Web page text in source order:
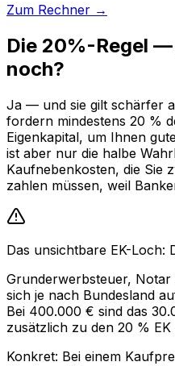
Zum Rechner →
Die 20%-Regel
noch?
Ja — und sie gilt schärfer
fordern mindestens 20 %
Eigenkapital, um Ihnen
ist aber nur die halbe
Kaufnebenkosten, die Sie
zahlen müssen, weil
Das unsichtbare EK-Loch:
Grunderwerbsteuer,
sich je nach Bundesland
Bei 400.000 € sind das
zusätzlich zu den 20 %
Konkret: Bei einem